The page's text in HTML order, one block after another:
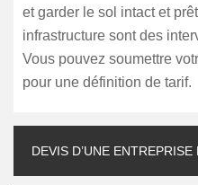
et garder le sol intact et
infrastructure sont des
Vous pouvez soumettre
pour une définition de tarif.
DEVIS D’UNE ENTREPRISE